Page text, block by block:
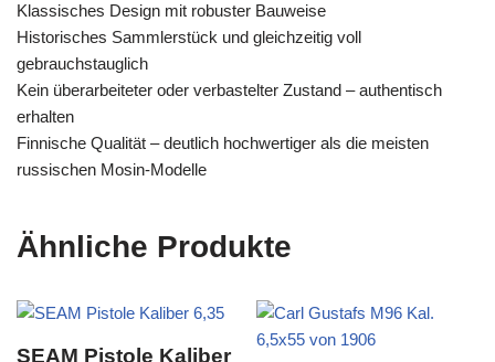
Klassisches Design mit robuster Bauweise
Historisches Sammlerstück und gleichzeitig voll
gebrauchstauglich
Kein überarbeiteter oder verbastelter Zustand – authentisch
erhalten
Finnische Qualität – deutlich hochwertiger als die meisten
russischen Mosin-Modelle
Ähnliche Produkte
SEAM Pistole Kaliber